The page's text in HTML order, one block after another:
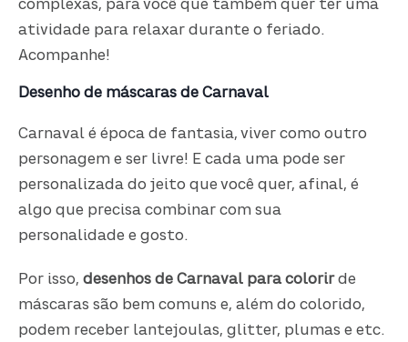
complexas, para você que também quer ter uma
atividade para relaxar durante o feriado.
Acompanhe!
Desenho de máscaras de Carnaval
Carnaval é época de fantasia, viver como outro
personagem e ser livre! E cada uma pode ser
personalizada do jeito que você quer, afinal, é
algo que precisa combinar com sua
personalidade e gosto.
Por isso,desenhos de Carnaval para colorirde
máscaras são bem comuns e, além do colorido,
podem receber lantejoulas, glitter, plumas e etc.